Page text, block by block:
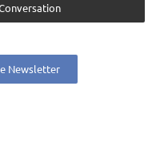
Newsletter